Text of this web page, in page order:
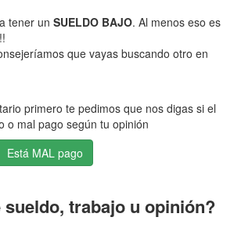
tener un SUELDO BAJO. Al menos eso es
que vayas buscando otro en
primero te pedimos que nos digas si el
o mal pago según tu opinión
sueldo, trabajo u opinión?